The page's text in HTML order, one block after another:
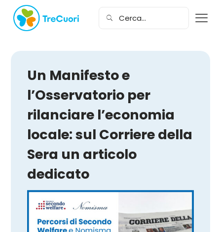
Un Manifesto e
l’Osservatorio per
rilanciare l’economia
locale: sul Corriere della
Sera un articolo
dedicato